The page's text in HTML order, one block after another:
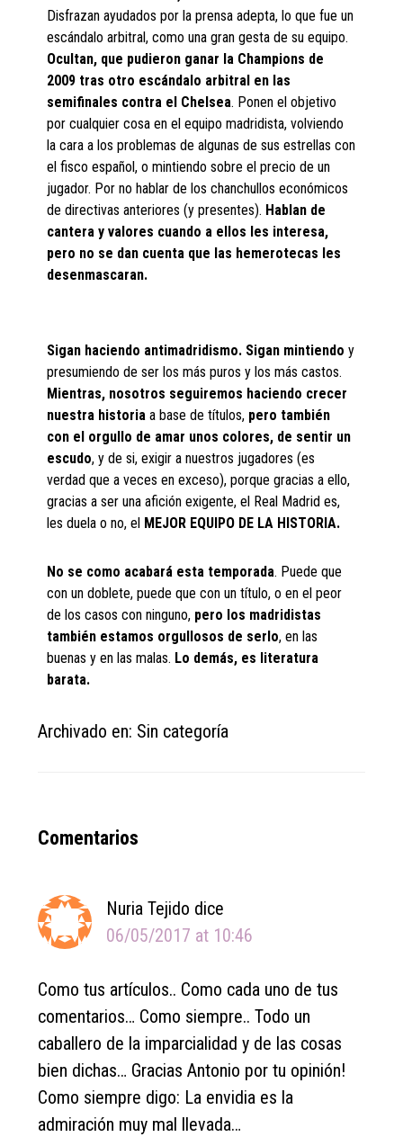
Disfrazan ayudados por la prensa adepta, lo que fue un
escándalo arbitral, como una gran gesta de su equipo.
Ocultan, que pudieron ganar la Champions de
2009 tras otro escándalo arbitral en las
semifinales contra el Chelsea. Ponen el objetivo
por cualquier cosa en el equipo madridista, volviendo
la cara a los problemas de algunas de sus estrellas con
el fisco español, o mintiendo sobre el precio de un
jugador. Por no hablar de los chanchullos económicos
de directivas anteriores (y presentes). Hablan de
cantera y valores cuando a ellos les interesa,
pero no se dan cuenta que las hemerotecas les
desenmascaran.
Sigan haciendo antimadridismo. Sigan mintiendo y
presumiendo de ser los más puros y los más castos.
Mientras, nosotros seguiremos haciendo crecer
nuestra historia a base de títulos, pero también
con el orgullo de amar unos colores, de sentir un
escudo, y de si, exigir a nuestros jugadores (es
verdad que a veces en exceso), porque gracias a ello,
gracias a ser una afición exigente, el Real Madrid es,
les duela o no, el MEJOR EQUIPO DE LA HISTORIA.
No se como acabará esta temporada. Puede que
con un doblete, puede que con un título, o en el peor
de los casos con ninguno, pero los madridistas
también estamos orgullosos de serlo, en las
buenas y en las malas. Lo demás, es literatura
barata.
Archivado en: Sin categoría
Reader
Comentarios
Nuria Tejido dice
06/05/2017 at 10:46
Como tus artículos.. Como cada uno de tus
comentarios… Como siempre.. Todo un
caballero de la imparcialidad y de las cosas
bien dichas… Gracias Antonio por tu opinión!
Como siempre digo: La envidia es la
admiración muy mal llevada…